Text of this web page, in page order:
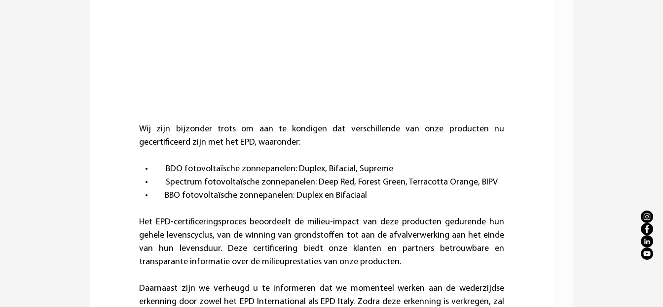
Wij zijn bijzonder trots om aan te kondigen dat verschillende van onze producten nu
gecertificeerd zijn met het EPD, waaronder:
•         BDO fotovoltaïsche zonnepanelen: Duplex, Bifacial, Supreme
•         Spectrum fotovoltaïsche zonnepanelen: Deep Red, Forest Green, Terracotta Orange, BIPV
•  	   BBO fotovoltaïsche zonnepanelen: Duplex en Bifaciaal
Het EPD-certificeringsproces beoordeelt de milieu-impact van deze producten gedurende hun
gehele levenscyclus, van de winning van grondstoffen tot aan de afvalverwerking aan het einde
van hun levensduur. Deze certificering biedt onze klanten en partners betrouwbare en
transparante informatie over de milieuprestaties van onze producten.
Daarnaast zijn we verheugd u te informeren dat we momenteel werken aan de wederzijdse
erkenning door zowel het EPD International als EPD Italy. Zodra deze erkenning is verkregen, zal